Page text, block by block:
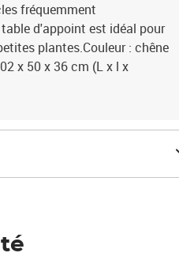
fréquemment
d'appoint est idéal pour
plantes.Couleur : chêne
x 50 x 36 cm (L x l x